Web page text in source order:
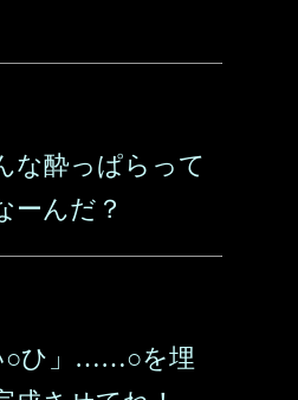
な酔っぱらって
ーんだ？
○ひ」……○を埋